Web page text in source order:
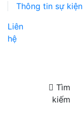
Thông tin sự kiện
Liên
hệ
Tìm
kiếm